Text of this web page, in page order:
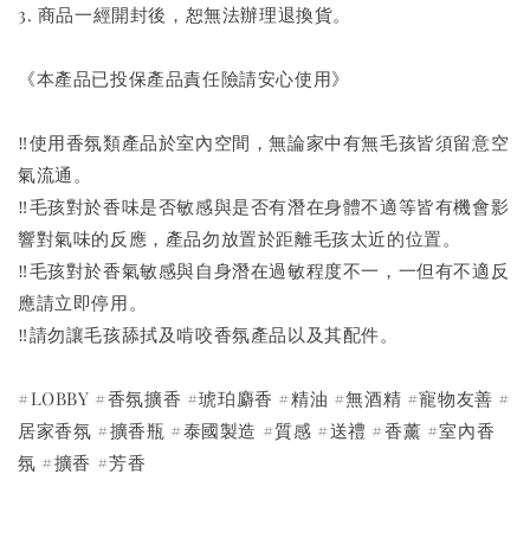
3. 商品一經開封後，恕無法辦理退換貨。
《本產品已投保產品責任險請安心使用》
‼️使用香氛類產品於室內空間，無論家中有無毛孩皆須留意空
氣流通。
‼️毛孩對於香味是否敏感與是否有潛在身體不適等皆有機會影
響對氣味的反應，產品勿放置於距離毛孩太近的位置。
‼️毛孩對於香氣敏感與自身潛在過敏程度不一，一但有不適反
應請立即停用。
‼️請勿讓毛孩舔拭及啃咬香氛產品以及其配件。
#LOBBY #香氛擴香 #琥珀麝香 #精油 #無酒精 #寵物友善 #
居家香氛 #擴香瓶 #泰國製造 #質感 #送禮 #香薰 #室內香
氛 #擴香 #芳香